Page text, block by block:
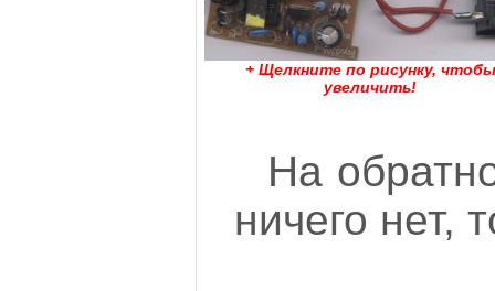
+ Щелкните по рисунку, чтобы
увеличить!
На
ничего нет,